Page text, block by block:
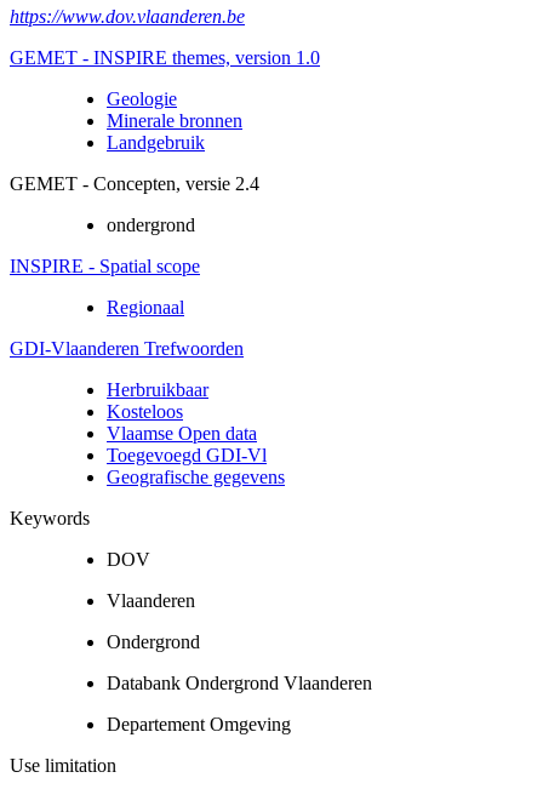
https://www.dov.vlaanderen.be
GEMET - INSPIRE themes, version 1.0
Geologie
Minerale bronnen
Landgebruik
GEMET - Concepten, versie 2.4
ondergrond
INSPIRE - Spatial scope
Regionaal
GDI-Vlaanderen Trefwoorden
Herbruikbaar
Kosteloos
Vlaamse Open data
Toegevoegd GDI-Vl
Geografische gegevens
Keywords
DOV
Vlaanderen
Ondergrond
Databank Ondergrond Vlaanderen
Departement Omgeving
Use limitation